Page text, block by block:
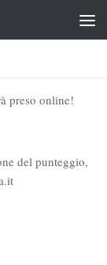
preso online!
del punteggio,